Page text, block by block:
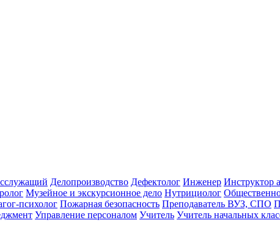
Делопроизводство Дефектолог Инженер Инструктор
Музейное и экскурсионное дело Нутрициолог
психолог Пожарная безопасность Преподаватель ВУЗ, СПО
Управление персоналом Учитель Учитель начальных